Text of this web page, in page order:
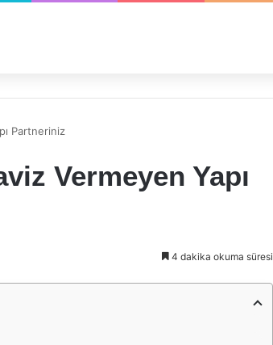
Partneriniz
Vermeyen Yapı
4 dakika okuma süresi